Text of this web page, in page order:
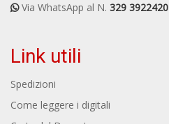
Via WhatsApp al N. 329 3922420
Link utili
Spedizioni
Come leggere i digitali